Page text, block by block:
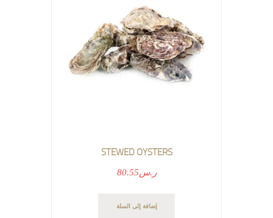
STEWED OYSTERS
ر.س80.55
إضافة إلى السلة